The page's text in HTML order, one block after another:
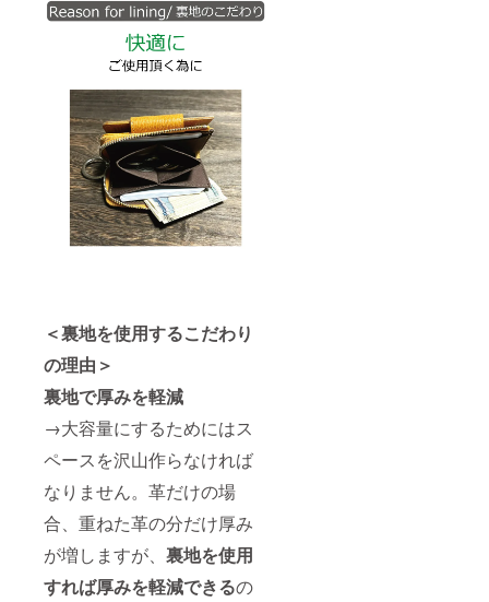
＜裏地を使用するこだわり
の理由＞
裏地で厚みを軽減
→大容量にするためにはス
ペースを沢山作らなければ
なりません。革だけの場
合、重ねた革の分だけ厚み
が増しますが、 裏地を使用
すれば厚みを軽減できるの